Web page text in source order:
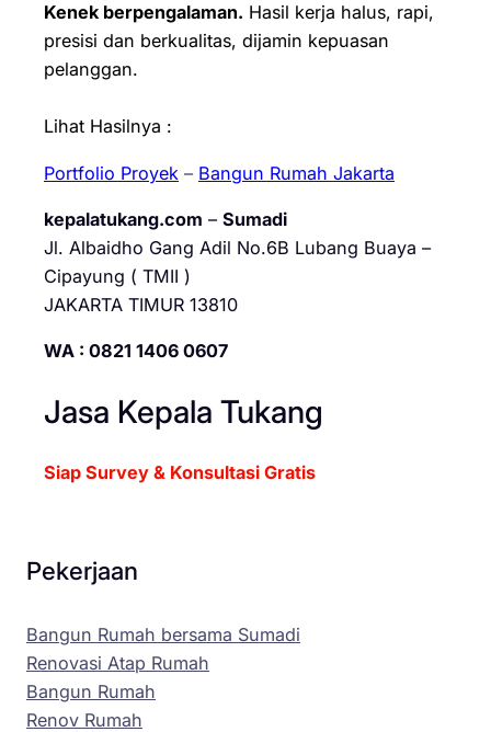
Kenek berpengalaman. Hasil kerja halus, rapi,
presisi dan berkualitas, dijamin kepuasan
pelanggan.
Lihat Hasilnya :
Portfolio Proyek – Bangun Rumah Jakarta
kepalatukang.com – Sumadi
Jl. Albaidho Gang Adil No.6B Lubang Buaya –
Cipayung ( TMII )
JAKARTA TIMUR 13810
WA : 0821 1406 0607
Jasa Kepala Tukang
Siap Survey & Konsultasi Gratis
Pekerjaan
Bangun Rumah bersama Sumadi
Renovasi Atap Rumah
Bangun Rumah
Renov Rumah